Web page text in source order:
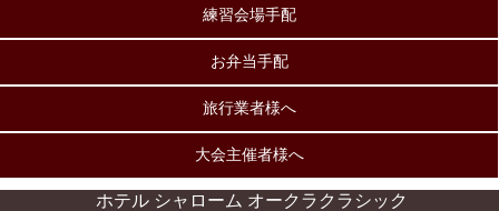
練習会場手配
お弁当手配
旅行業者様へ
大会主催者様へ
ホテル シャローム オークラクラシック